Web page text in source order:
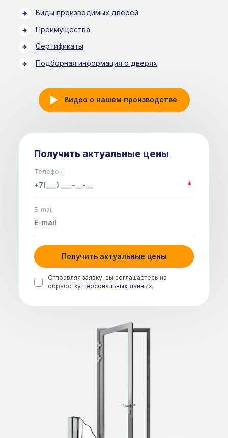
Виды производимых дверей
Преимущества
Сертификаты
Подборная информация о дверях
Видео о нашем производстве
Получить актуальные цены
Телефон
*
E-mail
Получить актуальные цены
Отправляя заявку, вы соглашаетесь на
обработку персональных данных